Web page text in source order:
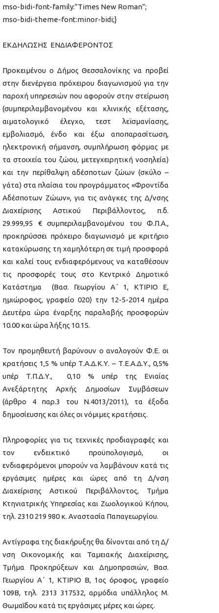
mso-bidi-font-family:”Times New Roman”;
mso-bidi-theme-font:minor-bidi;}
ΕΚΔΗΛΩΣΗΣ ΕΝΔΙΑΦΕΡΟΝΤΟΣ
Προκειμένου ο Δήμος Θεσσαλονίκης να προβεί
στην διενέργεια πρόχειρου διαγωνισμού για την
παροχή υπηρεσιών που αφορούν στην στείρωση
(συμπεριλαμβανομένου και κλινικής εξέτασης,
αιματολογικό έλεγχο, τεστ λεϊσμανίασης,
εμβολιασμό, ένδο και έξω αποπαρασίτωση,
ηλεκτρονική σήμανση, συμπλήρωση φόρμας με
τα στοιχεία του ζώου, μετεγχειρητική νοσηλεία)
και την περίθαλψη αδέσποτων ζώων (σκύλο –
γάτα) στα πλαίσια του προγράμματος «Φροντίδα
Αδέσποτων Ζώων», για τις ανάγκες της Δ/νσης
Διαχείρισης Αστικού Περιβάλλοντος, π.δ.
29.999,95 € συμπεριλαμβανομένου του Φ.Π.Α.,
προκηρύσσει πρόχειρο διαγωνισμό με κριτήριο
κατακύρωσης τη χαμηλότερη σε τιμή προσφορά
και καλεί τους ενδιαφερόμενους να καταθέσουν
τις προσφορές τους στο Κεντρικό Δημοτικό
Κατάστημα (Βασ. Γεωργίου Α΄ 1, ΚΤΙΡΙΟ Ε,
ημιώροφος, γραφείο 020) την 12-5-2014 ημέρα
Δευτέρα ώρα έναρξης παραλαβής προσφορών
10.00 και ώρα λήξης 10.15.
Τον προμηθευτή βαρύνουν ο αναλογούν Φ.Ε. οι
κρατήσεις 1,5 % υπέρ Τ.Α.Δ.Κ.Υ. – Τ.Ε.Α.Δ.Υ., 0,5%
υπέρ Τ.Π.Δ.Υ., 0,10 % υπέρ της Ενιαίας
Ανεξάρτητης Αρχής Δημοσίων Συμβάσεων
(άρθρο 4 παρ.3 του Ν.4013/2011), τα έξοδα
δημοσίευσης και όλες οι νόμιμες κρατήσεις.
Πληροφορίες για τις τεχνικές προδιαγραφές και
τον ενδεικτικό προϋπολογισμό, οι
ενδιαφερόμενοι μπορούν να λαμβάνουν κατά τις
εργάσιμες ημέρες και ώρες από τη Δ/νση
Διαχείρισης Αστικού Περιβάλλοντος, Τμήμα
Κτηνιατρικής Υπηρεσίας και Ζωολογικού Κήπου,
τηλ. 2310 219 980 κ. Αναστασία Παπαγεωργίου.
Αντίγραφα της διακήρυξης θα δίνονται από τη Δ/
νση Οικονομικής και Ταμειακής Διαχείρισης,
Τμήμα Προκηρύξεων και Δημοπρασιών, Βασ.
Γεωργίου Α΄ 1, ΚΤΙΡΙΟ Β, 1ος όροφος, γραφείο
109Β, τηλ. 2313 317532, αρμόδια υπάλληλος Μ.
Θωμαΐδου κατά τις εργάσιμες μέρες και ώρες.